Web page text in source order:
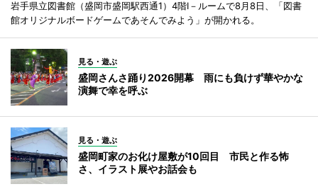
岩手県立図書館（盛岡市盛岡駅西通1）4階I－ルームで8月8日、「図書
館オリジナルボードゲームであそんでみよう」が開かれる。
見る・遊ぶ
盛岡さんさ踊り2026開幕 雨にも負けず華やかな
演舞で幸を呼ぶ
見る・遊ぶ
盛岡町家のお化け屋敷が10回目 市民と作る怖
さ、イラスト展やお話会も